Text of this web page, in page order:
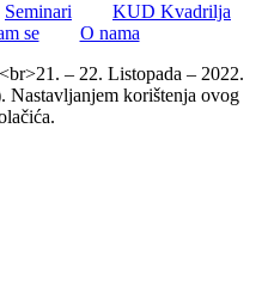
Seminari
KUD Kvadrilja
se
O nama
– 22. Listopada – 2022.
Nastavljanjem korištenja ovog